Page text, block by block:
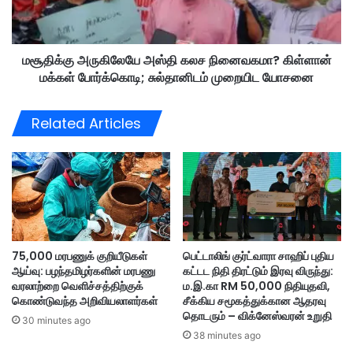
World
டி
க்
;
க்
கு
ம்
ஜ
ப்
பா
னி
ன்
பு
தி
ய
க்
க
ரு
கி
லே
யே
க
ச
நி
னை
வ
க
மா
?
கி
ள்
ளா
ன்
மசூதிக்கு அருகிலேயே அஸ்தி கலச நினைவகமா? கிள்ளான்
மக்கள் போர்க்கொடி; சுல்தானிடம் முறையிட யோசனை
Related Articles
75,000 மரபணுக் குறியீடுகள்
ஆய்வு: பழந்தமிழர்களின் மரபணு
வரலாற்றை வெளிச்சத்திற்குக்
கொண்டுவந்த அறிவியலாளர்கள்
30 minutes ago
பெட்டாலிங் குர்ட்வாரா சாஹிப் புதிய
கட்டட நிதி திரட்டும் இரவு விருந்து:
ம.இ.கா RM 50,000 நிதியுதவி,
சீக்கிய சமூகத்துக்கான ஆதரவு
தொடரும் – விக்னேஸ்வரன் உறுதி
38 minutes ago